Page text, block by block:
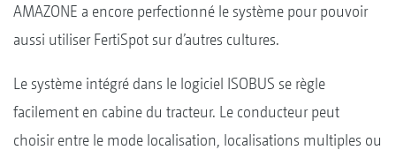
AMAZONE a encore perfectionné le système pour pouvoir
aussi utiliser FertiSpot sur d’autres cultures.
Le système intégré dans le logiciel ISOBUS se règle
facilement en cabine du tracteur. Le conducteur peut
choisir entre le mode localisation, localisations multiples ou